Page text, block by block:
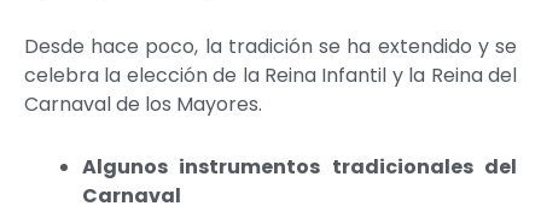
Desde hace poco, la tradición se ha extendido y se
celebra la elección de la Reina Infantil y la Reina del
Carnaval de los Mayores.
Algunos instrumentos tradicionales del
Carnaval